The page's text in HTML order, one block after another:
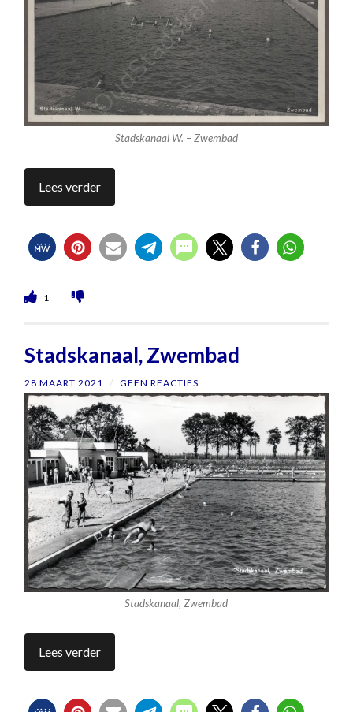
Stadskanaal W. – Zwembad
Lees verder
1
Stadskanaal, Zwembad
28 MAART 2021 / GEEN REACTIES
Stadskanaal, Zwembad
Lees verder